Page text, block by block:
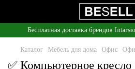
Бесплатная доставка брендов
Каталог Мебель для дома Офис
✅ Компьютерное кресло